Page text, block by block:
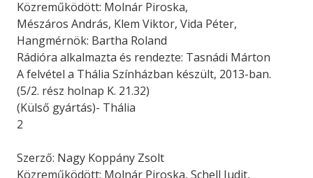
Közreműködött: Molnár Piroska,
Mészáros András, Klem Viktor, Vida Péter,
Hangmérnök: Bartha Roland
Rádióra alkalmazta és rendezte: Tasnádi Márton
A felvétel a Thália Színházban készült, 2013-ban.
(5/2. rész holnap K. 21.32)
(Külső gyártás)- Thália
2
Szerző: Nagy Koppány Zsolt
Közreműködött: Molnár Piroska, Schell Judit,